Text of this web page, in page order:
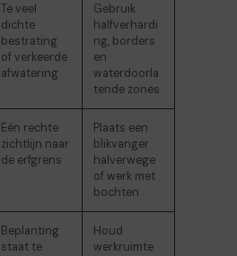
Te veel
dichte
bestrating
of verkeerde
afwatering
Gebruik
halfverhardi
ng, borders
en
waterdoorla
tende zones
Eén rechte
zichtlijn naar
de erfgrens
Plaats een
blikvanger
halverwege
of werk met
bochten
Beplanting
staat te
Houd
werkruimte